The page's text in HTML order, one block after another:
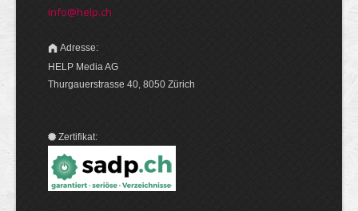
info@help.ch
Adresse:
HELP Media AG
Thurgauerstrasse 40, 8050 Zürich
Zertifikat: